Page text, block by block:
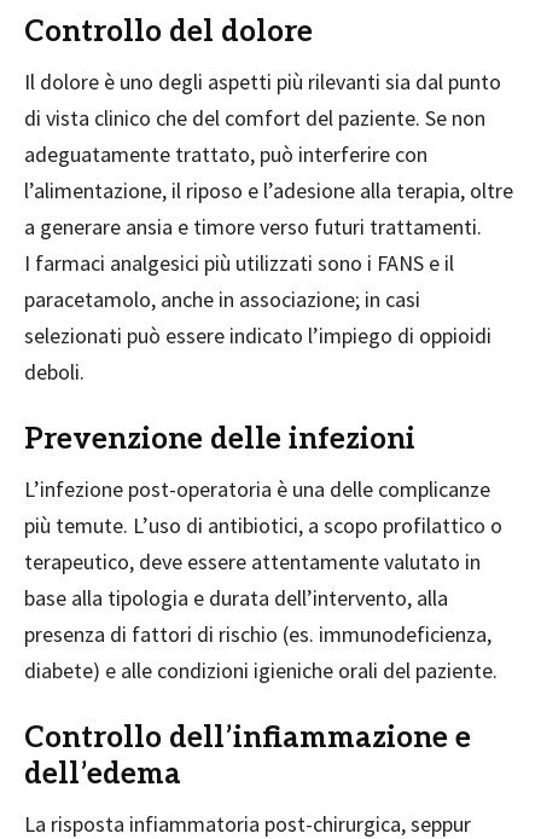
Controllo del dolore
Il dolore è uno degli aspetti più rilevanti sia dal punto
di vista clinico che del comfort del paziente. Se non
adeguatamente trattato, può interferire con
l’alimentazione, il riposo e l’adesione alla terapia, oltre
a generare ansia e timore verso futuri trattamenti.
I farmaci analgesici più utilizzati sono i FANS e il
paracetamolo, anche in associazione; in casi
selezionati può essere indicato l’impiego di oppioidi
deboli.
Prevenzione delle infezioni
L’infezione post-operatoria è una delle complicanze
più temute. L’uso di antibiotici, a scopo profilattico o
terapeutico, deve essere attentamente valutato in
base alla tipologia e durata dell’intervento, alla
presenza di fattori di rischio (es. immunodeficienza,
diabete) e alle condizioni igieniche orali del paziente.
Controllo dell’infiammazione e
dell’edema
La risposta infiammatoria post-chirurgica, seppur